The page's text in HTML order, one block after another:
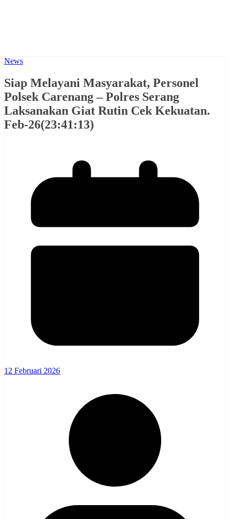
News
Siap Melayani Masyarakat, Personel
Polsek Carenang – Polres Serang
Laksanakan Giat Rutin Cek Kekuatan.
Feb-26(23:41:13)
12 Februari 2026